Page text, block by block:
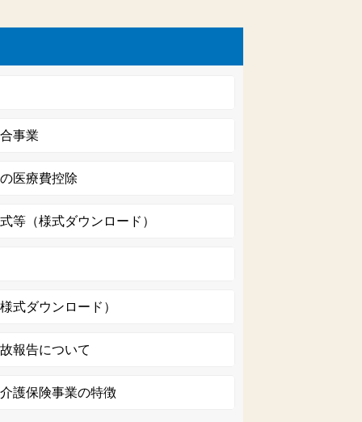
事業
医療費控除
等（様式ダウンロード）
式ダウンロード）
報告について
護保険事業の特徴